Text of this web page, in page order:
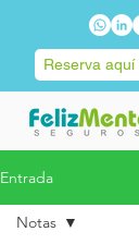
Reserva
Entrada
Notas